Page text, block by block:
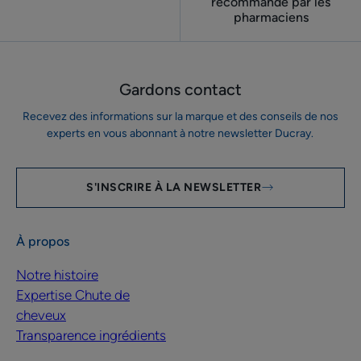
pharmaciens
Gardons contact
Recevez des informations sur la marque et des conseils de nos
experts en vous abonnant à notre newsletter Ducray.
S'INSCRIRE À LA NEWSLETTER
À propos
Notre histoire
Expertise Chute de
cheveux
Transparence ingrédients